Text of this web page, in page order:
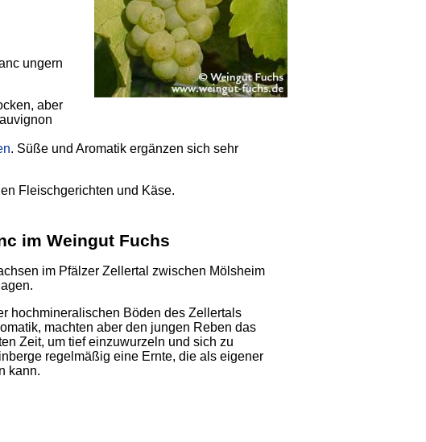
ungern
aber
. Süße und Aromatik ergänzen sich sehr
Fleischgerichten und Käse.
im Weingut Fuchs
im Pfälzer Zellertal zwischen Mölsheim
hochmineralischen Böden des Zellertals
machten aber den jungen Reben das
Zeit, um tief einzuwurzeln und sich zu
regelmäßig eine Ernte, die als eigener
kann.